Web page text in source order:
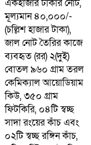
একহাজার টাকার নোট,
মূল্যমান ৪০,০০০/-
(চল্লিশ হাজার টাকা),
জাল নোট তৈরির কাজে
ব্যবহৃত (রর) ২(দুই)
বোতল ৯৬০ গ্রাম তরল
কেমিক্যাল আয়োডিয়াম
কিউ, ৩৫০ গ্রাম
ফিটকিরি, ০৪টি স্বচ্ছ
সাদা রংয়ের কাঁচ এবং
০২টি স্বচ্ছ রঙ্গিন কাঁচ,